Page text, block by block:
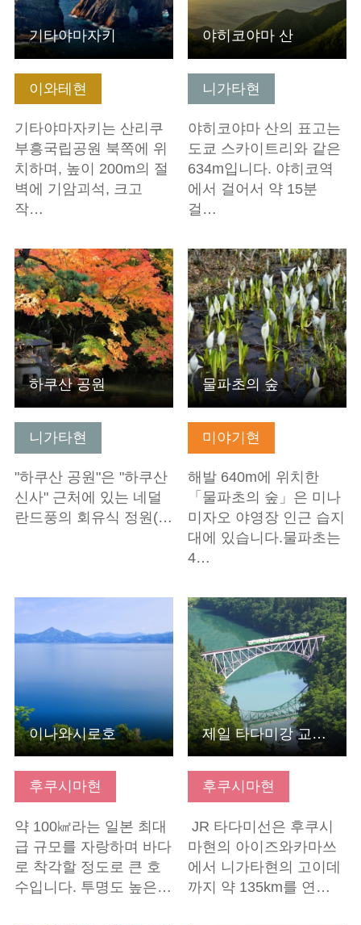
이와테현
기타야마자키는 산리쿠
부흥국립공원 북쪽에 위
치하며, 높이 200m의 절
벽에 기암괴석, 크고
작…
기타야마자키
니가타현
야히코야마 산의 표고는
도쿄 스카이트리와 같은
634m입니다. 야히코역
에서 걸어서 약 15분
걸…
야히코야마 산
니가타현
"하쿠산 공원"은 "하쿠산
신사" 근처에 있는 네덜
란드풍의 회유식 정원(…
기본정보 보기
하쿠산 공원
미야기현
해발 640m에 위치한
「물파초의 숲」은 미나
미자오 야영장 인근 습지
대에 있습니다.물파초는
4…
기본정보 보기
물파초의 숲
후쿠시마현
약 100㎢라는 일본 최대
급 규모를 자랑하며 바다
로 착각할 정도로 큰 호
수입니다. 투명도 높은…
기본정보 보기
이나와시로호
후쿠시마현
JR 타다미선은 후쿠시
마현의 아이즈와카마쓰
에서 니가타현의 고이데
까지 약 135km를 연…
기본정보 보기
제일 타다미강 교량 뷰 포인트